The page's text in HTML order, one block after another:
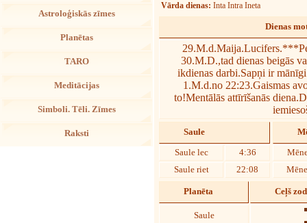
Astroloģiskās zīmes
Planētas
TARO
Meditācijas
Simboli. Tēli. Zīmes
Raksti
Vārda dienas: Inta Intra Ineta
Dienas
30.M.D.,tad dienas beigās
ikdienas darbi.Sapņi ir
1.M.d.no 22:23.Gaismas
to!Mentālās attīrīšanās
Saule
Saule lec
4:36
Saule riet
22:08
Planēta Ceļš
Saule